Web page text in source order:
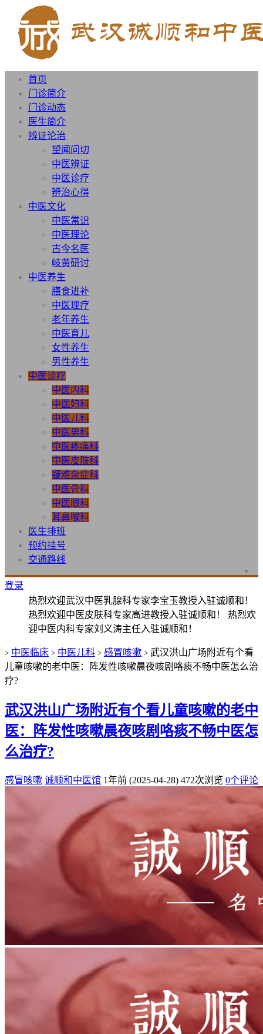
首页
门诊简介
门诊动态
医生简介
辨证论治
望闻问切
中医辨证
中医诊疗
辨治心得
中医文化
中医常识
中医理论
古今名医
岐黄研讨
中医养生
膳食进补
中医理疗
老年养生
中医育儿
女性养生
男性养生
中医诊疗
中医内科
中医妇科
中医儿科
中医男科
中医疼痛科
中医皮肤科
疑难杂症科
中医骨科
中医眼科
耳鼻喉科
医生排班
预约挂号
交通路线
登录
热烈欢迎武汉中医乳腺科专家李宝玉教授入驻诚顺和！
热烈欢迎中医皮肤科专家高进教授入驻诚顺和！ 热烈欢
迎中医内科专家刘义涛主任入驻诚顺和！
> 中医临床 > 中医儿科 > 感冒咳嗽 > 武汉洪山广场附近有个看
儿童咳嗽的老中医：阵发性咳嗽晨夜咳剧咯痰不畅中医怎么治
疗?
武汉洪山广场附近有个看儿童咳嗽的老中
医：阵发性咳嗽晨夜咳剧咯痰不畅中医怎
么治疗?
感冒咳嗽 诚顺和中医馆 1年前 (2025-04-28) 472次浏览 0个评论